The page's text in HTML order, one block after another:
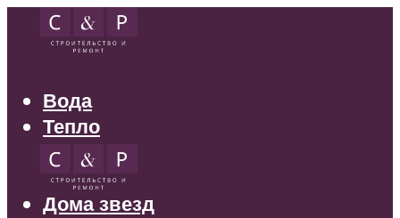
Вода
Тепло
Электрика
Свет
Дома звезд